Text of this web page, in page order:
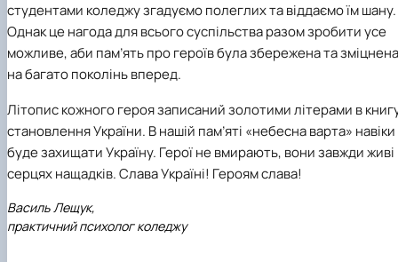
студентами коледжу згадуємо полеглих та віддаємо їм шану.
Однак це нагода для всього суспільства разом зробити усе
можливе, аби пам’ять про героїв була збережена та зміцнена
на багато поколінь вперед.
Літопис кожного героя записаний золотими літерами в
становлення України. В нашій пам’яті «небесна варта» навіки
буде захищати Україну. Герої не вмирають, вони завжди живі
серцях нащадків. Слава Україні! Героям слава!
Василь Лещук,
практичний психолог коледжу